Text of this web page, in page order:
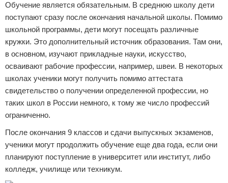
Обучение является обязательным. В среднюю школу дети
поступают сразу после окончания начальной школы. Помимо
школьной программы, дети могут посещать различные
кружки. Это дополнительный источник образования. Там они,
в основном, изучают прикладные науки, искусство,
осваивают рабочие профессии, например, швеи. В некоторых
школах ученики могут получить помимо аттестата
свидетельство о получении определенной профессии, но
таких школ в России немного, к тому же число профессий
ограниченно.
После окончания 9 классов и сдачи выпускных экзаменов,
ученики могут продолжить обучение еще два года, если они
планируют поступление в университет или институт, либо
колледж, училище или техникум.